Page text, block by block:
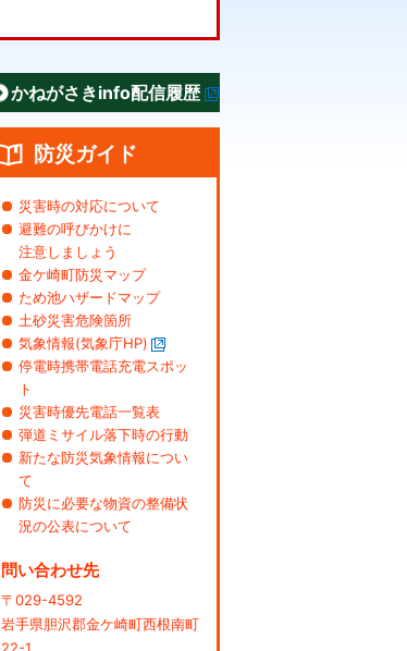
かねがさきinfo配信履歴
防災ガイド
災害時の対応について
避難の呼びかけに
注意しましょう
金ケ崎町防災マップ
ため池ハザードマップ
土砂災害危険箇所
気象情報(気象庁HP)
停電時携帯電話充電スポッ
ト
災害時優先電話一覧表
弾道ミサイル落下時の行動
新たな防災気象情報につい
て
防災に必要な物資の整備状
況の公表について
問い合わせ先
〒029-4592
岩手県胆沢郡金ケ崎町西根南町